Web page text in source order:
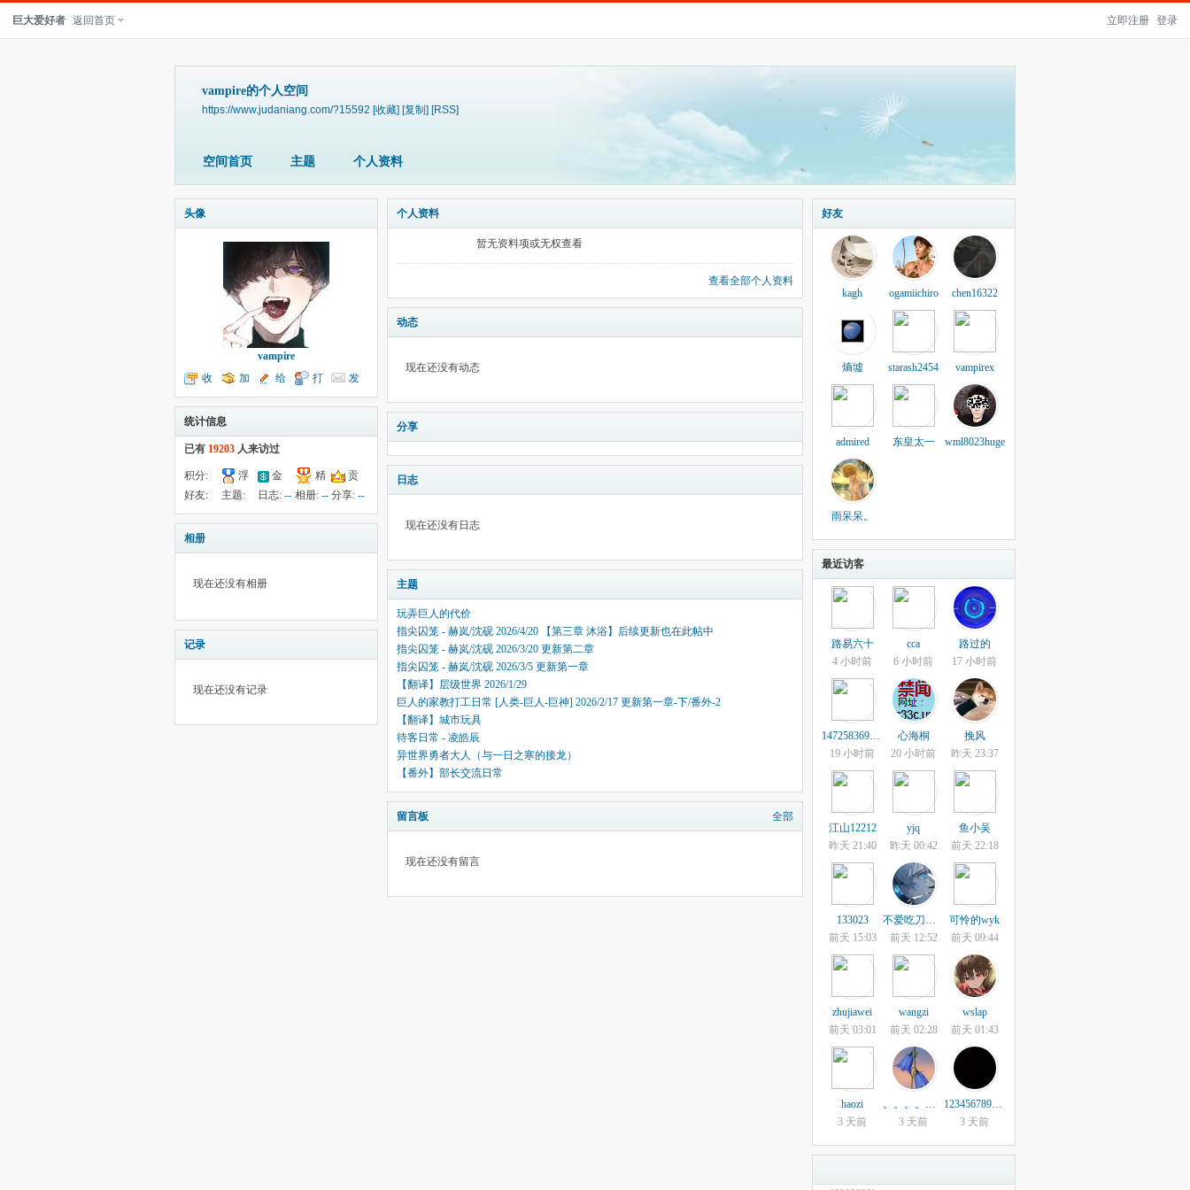
立即注册 登录
巨大爱好者 返回首页
vampire的个人空间
https://www.judaniang.com/?15592 [收藏] [复制] [RSS]
空间首页 主题 个人资料
头像
vampire
收
听TA
加
为好友
给
我留言
打
个招呼
发
送消息
统计信息
已有 19203 人来访过
积分:
-91
浮
云:
金
钱:202
精
华:--
贡
献:--
好友:
10
主题:
39
日志:-- 相册: -- 分享:--
相册
现在还没有相册
记录
现在还没有记录
个人资料
暂无资料项或无权查看
查看全部个人资料
动态
现在还没有动态
分享
日志
现在还没有日志
主题
玩弄巨人的代价
指尖囚笼 - 赫岚/沈砚 2026/4/20 【第三章 沐浴】后续更新也在此帖中
指尖囚笼 - 赫岚/沈砚 2026/3/20 更新第二章
指尖囚笼 - 赫岚/沈砚 2026/3/5 更新第一章
【翻译】层级世界 2026/1/29
巨人的家教打工日常 [人类-巨人-巨神] 2026/2/17 更新第一章-下/番外-2
【翻译】城市玩具
待客日常 - 凌皓辰
异世界勇者大人（与一日之寒的接龙）
【番外】部长交流日常
留言板 全部
现在还没有留言
好友
kagh ogamiichiro chen16322
熵墟 starash2454 vampirex
admired 东皇太一 wml8023huge
雨呆呆。
最近访客
路易六十
4 小时前
cca
6 小时前
路过的
17 小时前
147258369963
19 小时前
心海桐
20 小时前
挽风
昨天 23:37
江山12212
昨天 21:40
yjq
昨天 00:42
鱼小吴
前天 22:18
133023
前天 15:03
不爱吃刀的古董
前天 12:52
可怜的wyk
前天 09:44
zhujiawei
前天 03:01
wangzi
前天 02:28
wslap
前天 01:43
haozi
3 天前
。。。。。。。
3 天前
123456789040331
3 天前